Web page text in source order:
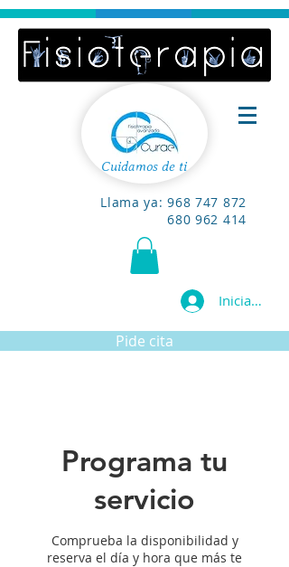
Cuidamos de ti
Llama ya:968 747 872
680 962 414
Iniciar
Pide cita
Programa tu
servicio
Comprueba la disponibilidad y
reserva el día y hora que más te